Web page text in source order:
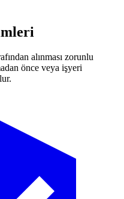
alınması zorunlu
önce veya işyeri